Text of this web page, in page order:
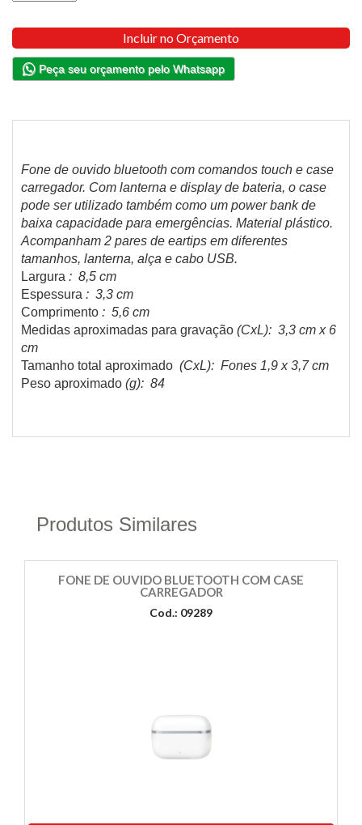
Incluir no Orçamento
Peça seu orçamento pelo Whatsapp
Fone de ouvido bluetooth com comandos touch e case
carregador. Com lanterna e display de bateria, o case
pode ser utilizado também como um power bank de
baixa capacidade para emergências. Material plástico.
Acompanham 2 pares de eartips em diferentes
tamanhos, lanterna, alça e cabo USB.
Largura : 8,5 cm
Espessura : 3,3 cm
Comprimento : 5,6 cm
Medidas aproximadas para gravação (CxL): 3,3 cm x 6
cm
Tamanho total aproximado (CxL): Fones 1,9 x 3,7 cm
Peso aproximado (g): 84
Produtos Similares
FONE DE OUVIDO BLUETOOTH COM CASE
CARREGADOR
Cod.: 09289